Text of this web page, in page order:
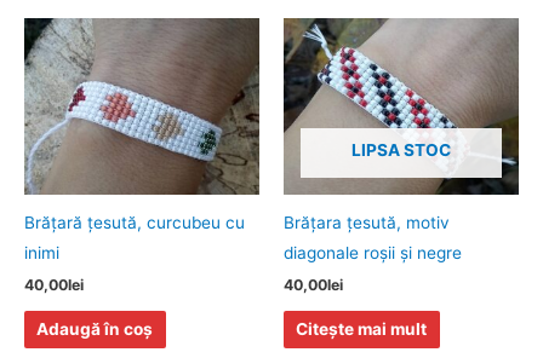
Brăţară ţesută, curcubeu cu
inimi
40,00lei
Adaugă în coș
LIPSA STOC
Brăţara ţesută, motiv
diagonale roşii şi negre
40,00lei
Citește mai mult